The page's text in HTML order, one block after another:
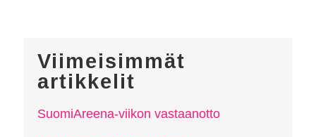
Viimeisimmät
artikkelit
SuomiAreena-viikon vastaanotto